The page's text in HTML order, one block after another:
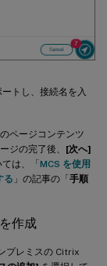
トし、接続名を入
ページコンテンツ
ジの完了後、 [次へ]
は、「MCS を使用
る 」の記事の「手順
作成
プレミスの Citrix